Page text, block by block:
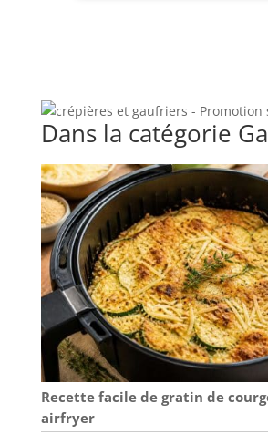
homogène et des résultats
Dans la catégorie
Recette facile de gratin de
airfryer